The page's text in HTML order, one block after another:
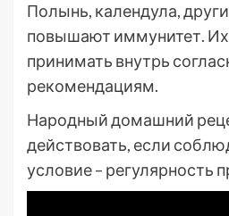
Полынь, календула,
повышают иммунитет. Их
принимать внутрь
рекомендациям.
Народный домашний
действовать, если
условие – регулярность